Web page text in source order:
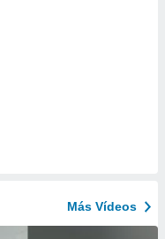
Más Vídeos